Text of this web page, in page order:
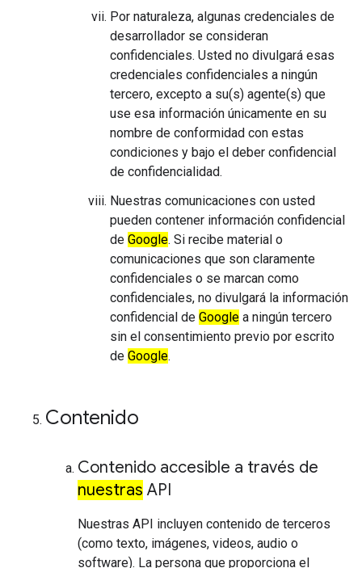
Por naturaleza, algunas credenciales de
desarrollador se consideran
confidenciales. Usted no divulgará esas
credenciales confidenciales a ningún
tercero, excepto a su(s) agente(s) que
use esa información únicamente en su
nombre de conformidad con estas
condiciones y bajo el deber confidencial
de confidencialidad.
Nuestras comunicaciones con usted
pueden contener información confidencial
de Google. Si recibe material o
comunicaciones que son claramente
confidenciales o se marcan como
confidenciales, no divulgará la información
confidencial de Google a ningún tercero
sin el consentimiento previo por escrito
de Google.
Contenido
Contenido accesible a través de
nuestras API
Nuestras API incluyen contenido de terceros
(como texto, imágenes, videos, audio o
software). La persona que proporciona el